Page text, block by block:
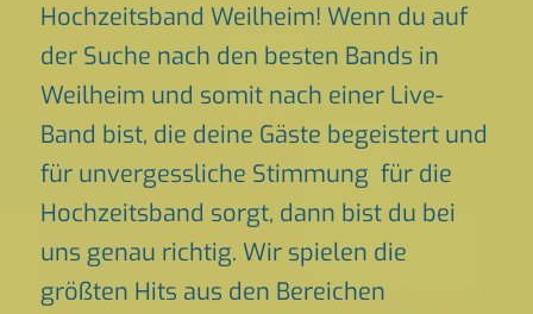
Hochzeitsband Weilheim! Wenn du auf
der Suche nach den besten Bands in
Weilheim und somit nach einer Live-
Band bist, die deine Gäste begeistert und
für unvergessliche Stimmung für die
Hochzeitsband sorgt, dann bist du bei
uns genau richtig. Wir spielen die
größten Hits aus den Bereichen